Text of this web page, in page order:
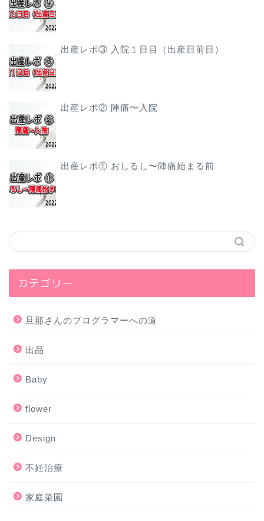
出産レポ③ 入院１日目（出産日前日）
出産レポ② 陣痛〜入院
出産レポ① おしるし〜陣痛始まる前
カテゴリー
旦那さんのプログラマーへの道
出品
Baby
flower
Design
不妊治療
家庭菜園